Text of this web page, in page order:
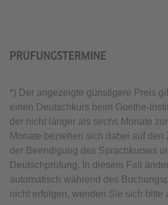
PRÜFUNGSTERMINE
*) Der angezeigte günstigere Preis
einen Deutschkurs beim Goethe-
der nicht länger als sechs Monate
Monate beziehen sich dabei auf den
der Beendigung des Sprachkurses
Deutschprüfung. In diesem Fall
automatisch während des
nicht erfolgen, wenden Sie sich bitte